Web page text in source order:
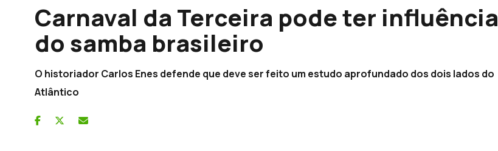
Carnaval da Terceira pode ter influência
do samba brasileiro
O historiador Carlos Enes defende que deve ser feito um estudo aprofundado dos dois lados do
Atlântico